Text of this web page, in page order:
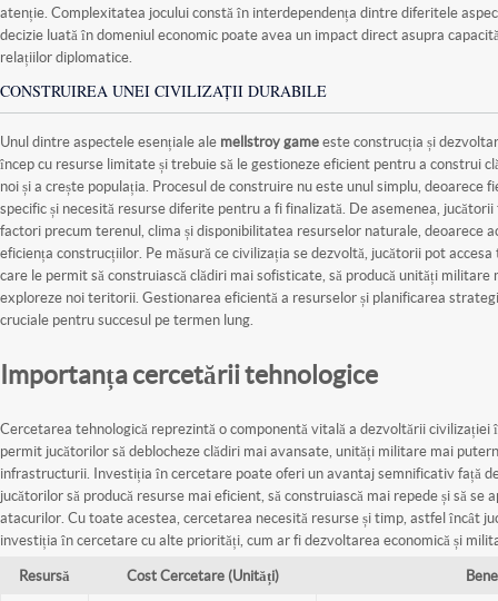
atenție. Complexitatea jocului constă în interdependența dintre diferitele
decizie luată în domeniul economic poate avea un impact direct asupra
relațiilor diplomatice.
CONSTRUIREA UNEI CIVILIZAȚII DURABILE
Unul dintre aspectele esențiale ale mellstroy gameeste construcția și
încep cu resurse limitate și trebuie să le gestioneze eficient pentru a construi
noi și a crește populația. Procesul de construire nu este unul simplu, deoarece
specific și necesită resurse diferite pentru a fi finalizată. De asemenea,
factori precum terenul, clima și disponibilitatea resurselor naturale, deoarece
eficiența construcțiilor. Pe măsură ce civilizația se dezvoltă, jucătorii pot
care le permit să construiască clădiri mai sofisticate, să producă unități militare
exploreze noi teritorii. Gestionarea eficientă a resurselor și planificarea
cruciale pentru succesul pe termen lung.
Importanța cercetării tehnologice
Cercetarea tehnologică reprezintă o componentă vitală a dezvoltării civilizației
permit jucătorilor să deblocheze clădiri mai avansate, unități militare mai
infrastructurii. Investiția în cercetare poate oferi un avantaj semnificativ față
jucătorilor să producă resurse mai eficient, să construiască mai repede și să se
atacurilor. Cu toate acestea, cercetarea necesită resurse și timp, astfel încât
investiția în cercetare cu alte priorități, cum ar fi dezvoltarea economică și
Resursă
Cost Cercetare (Unități)